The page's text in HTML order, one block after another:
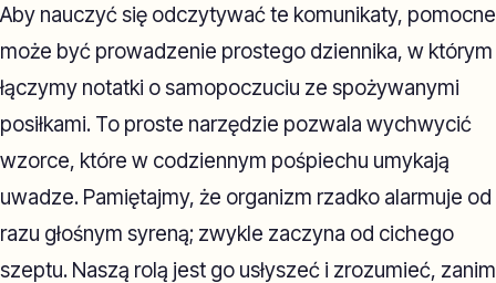
Aby nauczyć się odczytywać te komunikaty, pomocne
może być prowadzenie prostego dziennika, w którym
łączymy notatki o samopoczuciu ze spożywanymi
posiłkami. To proste narzędzie pozwala wychwycić
wzorce, które w codziennym pośpiechu umykają
uwadze. Pamiętajmy, że organizm rzadko alarmuje od
razu głośnym syreną; zwykle zaczyna od cichego
szeptu. Naszą rolą jest go usłyszeć i zrozumieć, zanim